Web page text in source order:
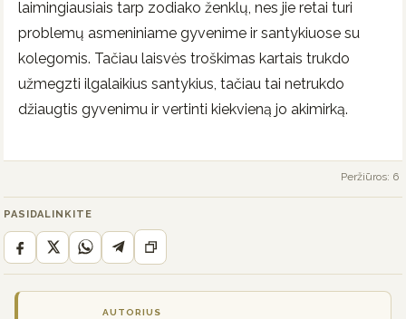
laimingiausiais tarp zodiako ženklų, nes jie retai turi
problemų asmeniniame gyvenime ir santykiuose su
kolegomis. Tačiau laisvės troškimas kartais trukdo
užmegzti ilgalaikius santykius, tačiau tai netrukdo
džiaugtis gyvenimu ir vertinti kiekvieną jo akimirką.
Peržiūros: 6
PASIDALINKITE
AUTORIUS